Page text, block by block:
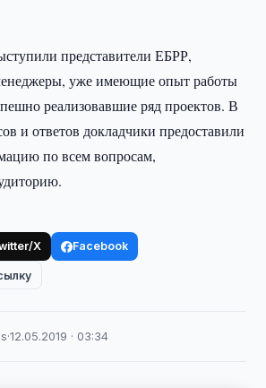
представители ЕБРР,
уже имеющие опыт работы
реализовавшие ряд проектов. В
и ответов докладчики предоставили
по всем вопросам,
X Facebook
·12.05.2019 · 03:34